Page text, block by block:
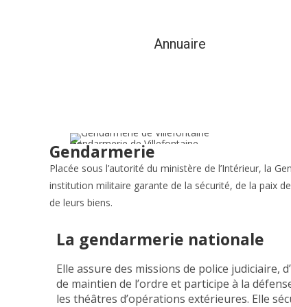
Annuaire
Gendarmerie de Villefontaine
Gendarmerie
Placée sous l’autorité du ministère de l’Intérieur, la
institution militaire garante de la sécurité, de la paix
de leurs biens.
La gendarmerie nationale
Elle assure des missions de police judiciaire,
de maintien de l’ordre et participe à la
les théâtres d’opérations extérieures. Elle